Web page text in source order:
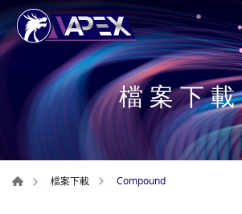
檔案下載
檔案下載 Compound